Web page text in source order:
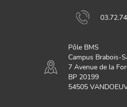
Pôle BMS
Campus Brabois-
7 Avenue de la
BP 20199
54505